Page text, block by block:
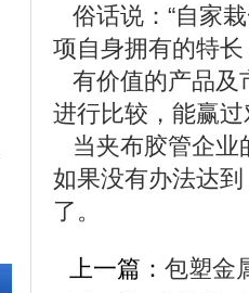
俗话说：“自家
项自身拥有的特
有价值的产品及
进行比较，能赢
当夹布胶管企业
如果没有办法达
了。
上一篇： 包塑金